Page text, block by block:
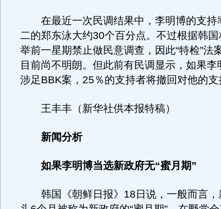
在最近一次民调结果中，李明博的支持
二的郑东泳大约30个百分点。不过根据韩
举前一星期禁止做民意调查，因此“特检”法
目前尚不明朗。但此前有民调显示，如果李
涉足BBK案，25％的支持者将撤回对他的支
王丰丰（新华社供本报特稿）
新闻分析
如果李明博当选新政府无“蜜月期”
韩国《朝鲜日报》18日说，一般而言，